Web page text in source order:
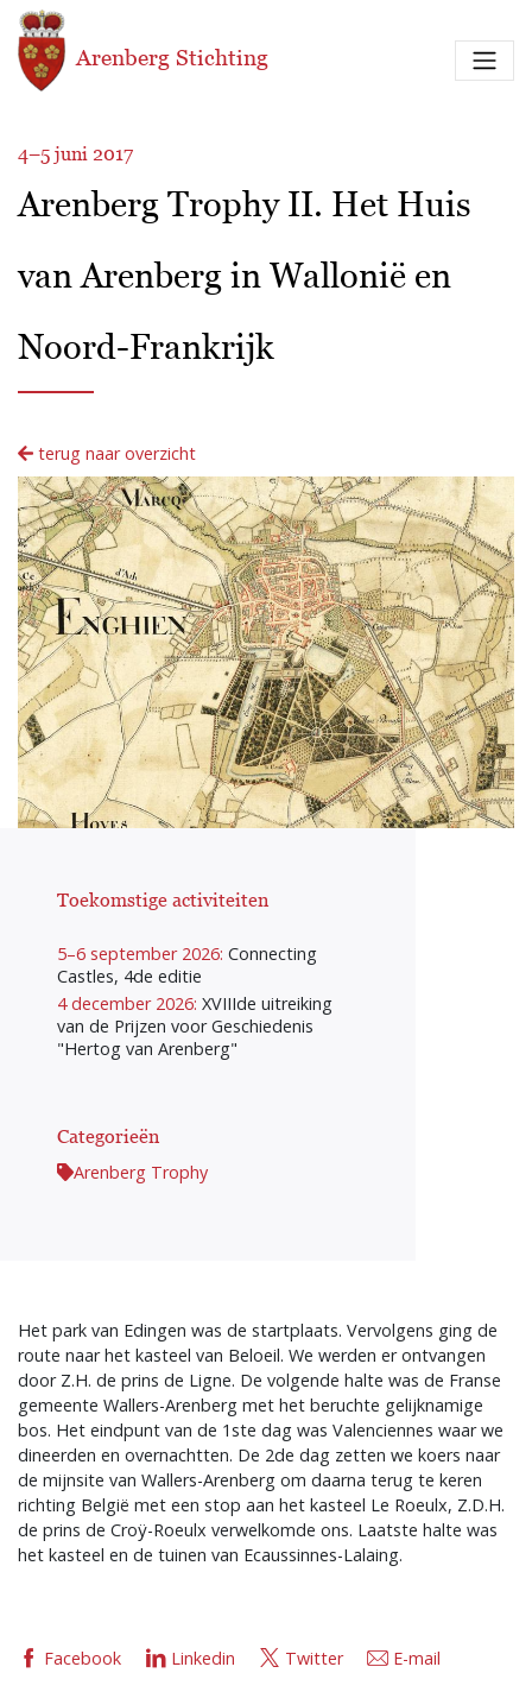
Overslaan en naar de inhoud gaan
Arenberg Stichting
4–5 juni 2017
Arenberg Trophy II. Het Huis
van Arenberg in Wallonië en
Noord-Frankrijk
terug naar overzicht
Toekomstige activiteiten
5–6 september 2026: Connecting
Castles, 4de editie
4 december 2026: XVIIIde uitreiking
van de Prijzen voor Geschiedenis
"Hertog van Arenberg"
Categorieën
Arenberg Trophy
Het park van Edingen was de startplaats. Vervolgens ging de
route naar het kasteel van Beloeil. We werden er ontvangen
door Z.H. de prins de Ligne. De volgende halte was de Franse
gemeente Wallers-Arenberg met het beruchte gelijknamige
bos. Het eindpunt van de 1ste dag was Valenciennes waar we
dineerden en overnachtten. De 2de dag zetten we koers naar
de mijnsite van Wallers-Arenberg om daarna terug te keren
richting België met een stop aan het kasteel Le Roeulx, Z.D.H.
de prins de Croÿ-Roeulx verwelkomde ons. Laatste halte was
het kasteel en de tuinen van Ecaussinnes-Lalaing.
Facebook Linkedin Twitter E-mail